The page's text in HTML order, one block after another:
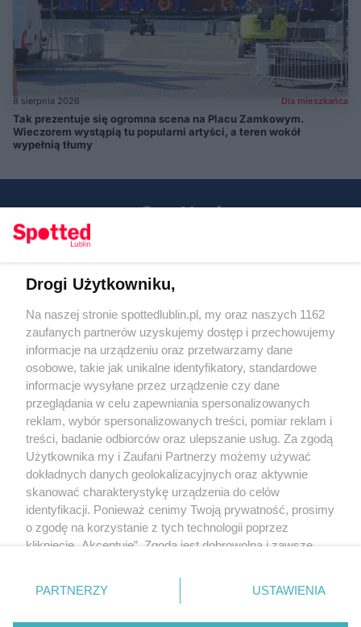
8 sierpnia 2026 Dla mieszkańca
Tak prezentuje się ogromna scena na Placu Zamkowym.
Wieczorem wystąpią tu popularni artyści, a teren wokół
wypełnią tłumy
KATEGORIE
OGŁOSZENIA
WYDARZENIA
NA SKRÓTY
Regulamin
Polityka prywatności
RODO
Warunki korzystania z treści
Drogi Użytkowniku,
Na naszej stronie spottedlublin.pl, my oraz naszych 1162
zaufanych partnerów uzyskujemy dostęp i przechowujemy
informacje na urządzeniu oraz przetwarzamy dane
osobowe, takie jak unikalne identyfikatory, standardowe
informacje wysyłane przez urządzenie czy dane
przeglądania w celu zapewniania spersonalizowanych
reklam, wybór spersonalizowanych treści, pomiar reklam i
treści, badanie odbiorców oraz ulepszanie usług. Za zgodą
Użytkownika my i Zaufani Partnerzy możemy używać
dokładnych danych geolokalizacyjnych oraz aktywnie
skanować charakterystykę urządzenia do celów
identyfikacji. Ponieważ cenimy Twoją prywatność, prosimy
o zgodę na korzystanie z tych technologii poprzez
kliknięcie „Akceptuję”. Zgoda jest dobrowolna i zawsze
prywatności znajdujący się w lewym dolnym rogu strony
. Niektóre rodzaje przetwarzania danych nie wymagają
zgody użytkownika, ale masz prawo sprzeciwić się
PARTNERZY USTAWIENIA